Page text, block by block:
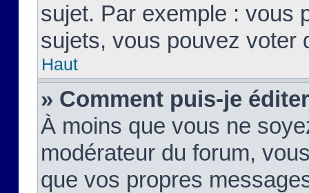
sujet. Par exemple : vous
sujets, vous pouvez voter
Haut
» Comment puis-je
À moins que vous ne
modérateur du forum,
que vos propres